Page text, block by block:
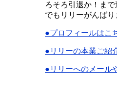
ろそろ引退か！まで
でもリリーがんばり
●プロフィールはこ
●リリーの本業ご紹
●リリーへのメール